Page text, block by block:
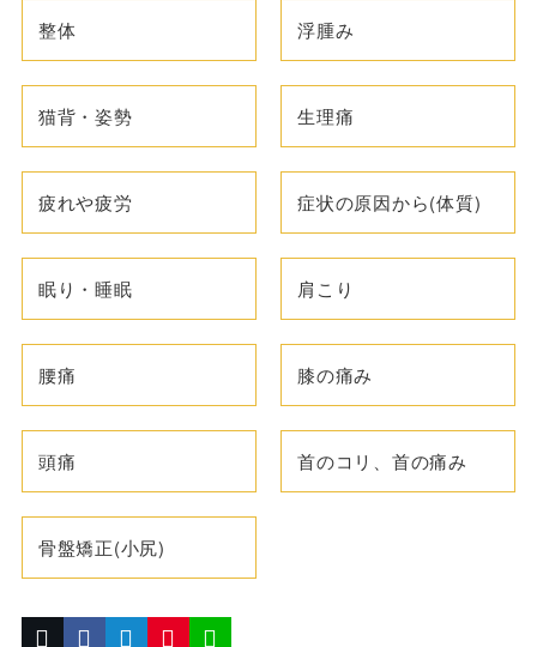
整体 浮腫み
猫背・姿勢 生理痛
疲れや疲労 症状の原因から(体質)
眠り・睡眠 肩こり
腰痛 膝の痛み
頭痛 首のコリ、首の痛み
骨盤矯正(小尻)